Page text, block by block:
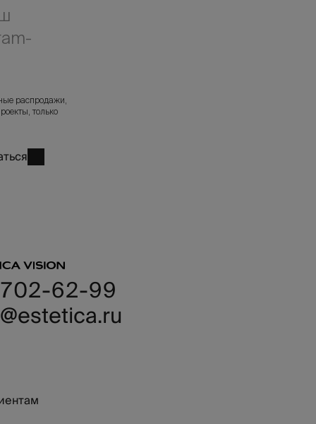
A
L
I
распродажи,
только
62-99